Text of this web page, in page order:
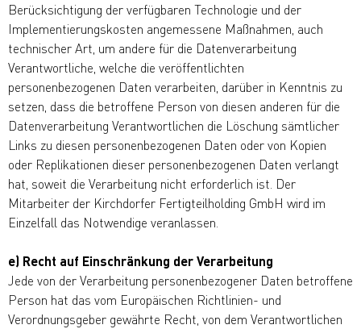
Berücksichtigung der verfügbaren Technologie und der
Implementierungskosten angemessene Maßnahmen, auch
technischer Art, um andere für die Datenverarbeitung
Verantwortliche, welche die veröffentlichten
personenbezogenen Daten verarbeiten, darüber in Kenntnis zu
setzen, dass die betroffene Person von diesen anderen für die
Datenverarbeitung Verantwortlichen die Löschung sämtlicher
Links zu diesen personenbezogenen Daten oder von Kopien
oder Replikationen dieser personenbezogenen Daten verlangt
hat, soweit die Verarbeitung nicht erforderlich ist. Der
Mitarbeiter der Kirchdorfer Fertigteilholding GmbH wird im
Einzelfall das Notwendige veranlassen.
e) Recht auf Einschränkung der Verarbeitung
Jede von der Verarbeitung personenbezogener Daten betroffene
Person hat das vom Europäischen Richtlinien- und
Verordnungsgeber gewährte Recht, von dem Verantwortlichen